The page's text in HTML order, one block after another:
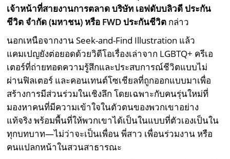
เจ้าหน้าที่สายงานการตลาด บริษัท เอฟดับบลิวดี ประกัน
ชีวิต จำกัด (มหาชน) หรือ FWD ประกันชีวิต กล่าว
นอกเหนือจากงาน Seek-and-Find Illustration แล้ว
แคมเปญยังต่อยอดด้วยวิดีโอเรื่องเล่าจาก LGBTQ+ ครีเอ
เตอร์ที่ถ่ายทอดความรู้สึกและประสบการณ์ชีวิตแบบไม่
ผ่านฟิลเตอร์ และคอนเทนต์โซเชียลที่ถูกออกแบบมาเพื่อ
สร้างการมีส่วนร่วมในเชิงลึก โดยเฉพาะกับคนรุ่นใหม่ที่
มองหาคนที่มีความเข้าใจในตัวตนของพวกเขาอย่าง
แท้จริง พร้อมพื้นที่ให้พวกเขาได้เป็นในแบบที่ตัวเองเป็นใน
ทุกบทบาท—ไม่ว่าจะเป็นเพื่อน พี่สาว เพื่อนร่วมงาน หรือ
คนแปลกหน้าในสวนสาธารณะ